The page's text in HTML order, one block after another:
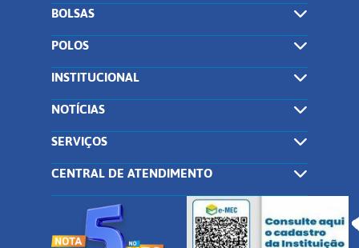
BOLSAS
POLOS
INSTITUCIONAL
NOTÍCIAS
SERVIÇOS
CENTRAL DE ATENDIMENTO